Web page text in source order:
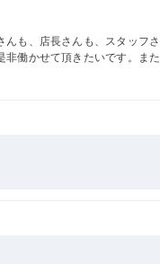
も、店長さんも、スタッフ
働かせて頂きたいです。ま